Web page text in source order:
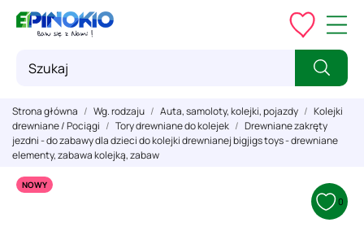
Strona główna Wg. rodzaju Auta, samoloty, kolejki, pojazdy
Kolejki
drewniane / Pociągi
Tory drewniane do kolejek
Drewniane zakręty
jezdni - do zabawy dla dzieci do kolejki drewnianej bigjigs toys - drewniane
elementy, zabawa kolejką, zabaw
NOWY
0